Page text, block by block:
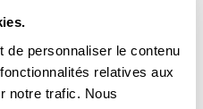
de personnaliser le contenu
relatives aux
notre trafic. Nous
humains, nous
sur les autres espèces. La
dans les chaînes
– tous ces facteurs